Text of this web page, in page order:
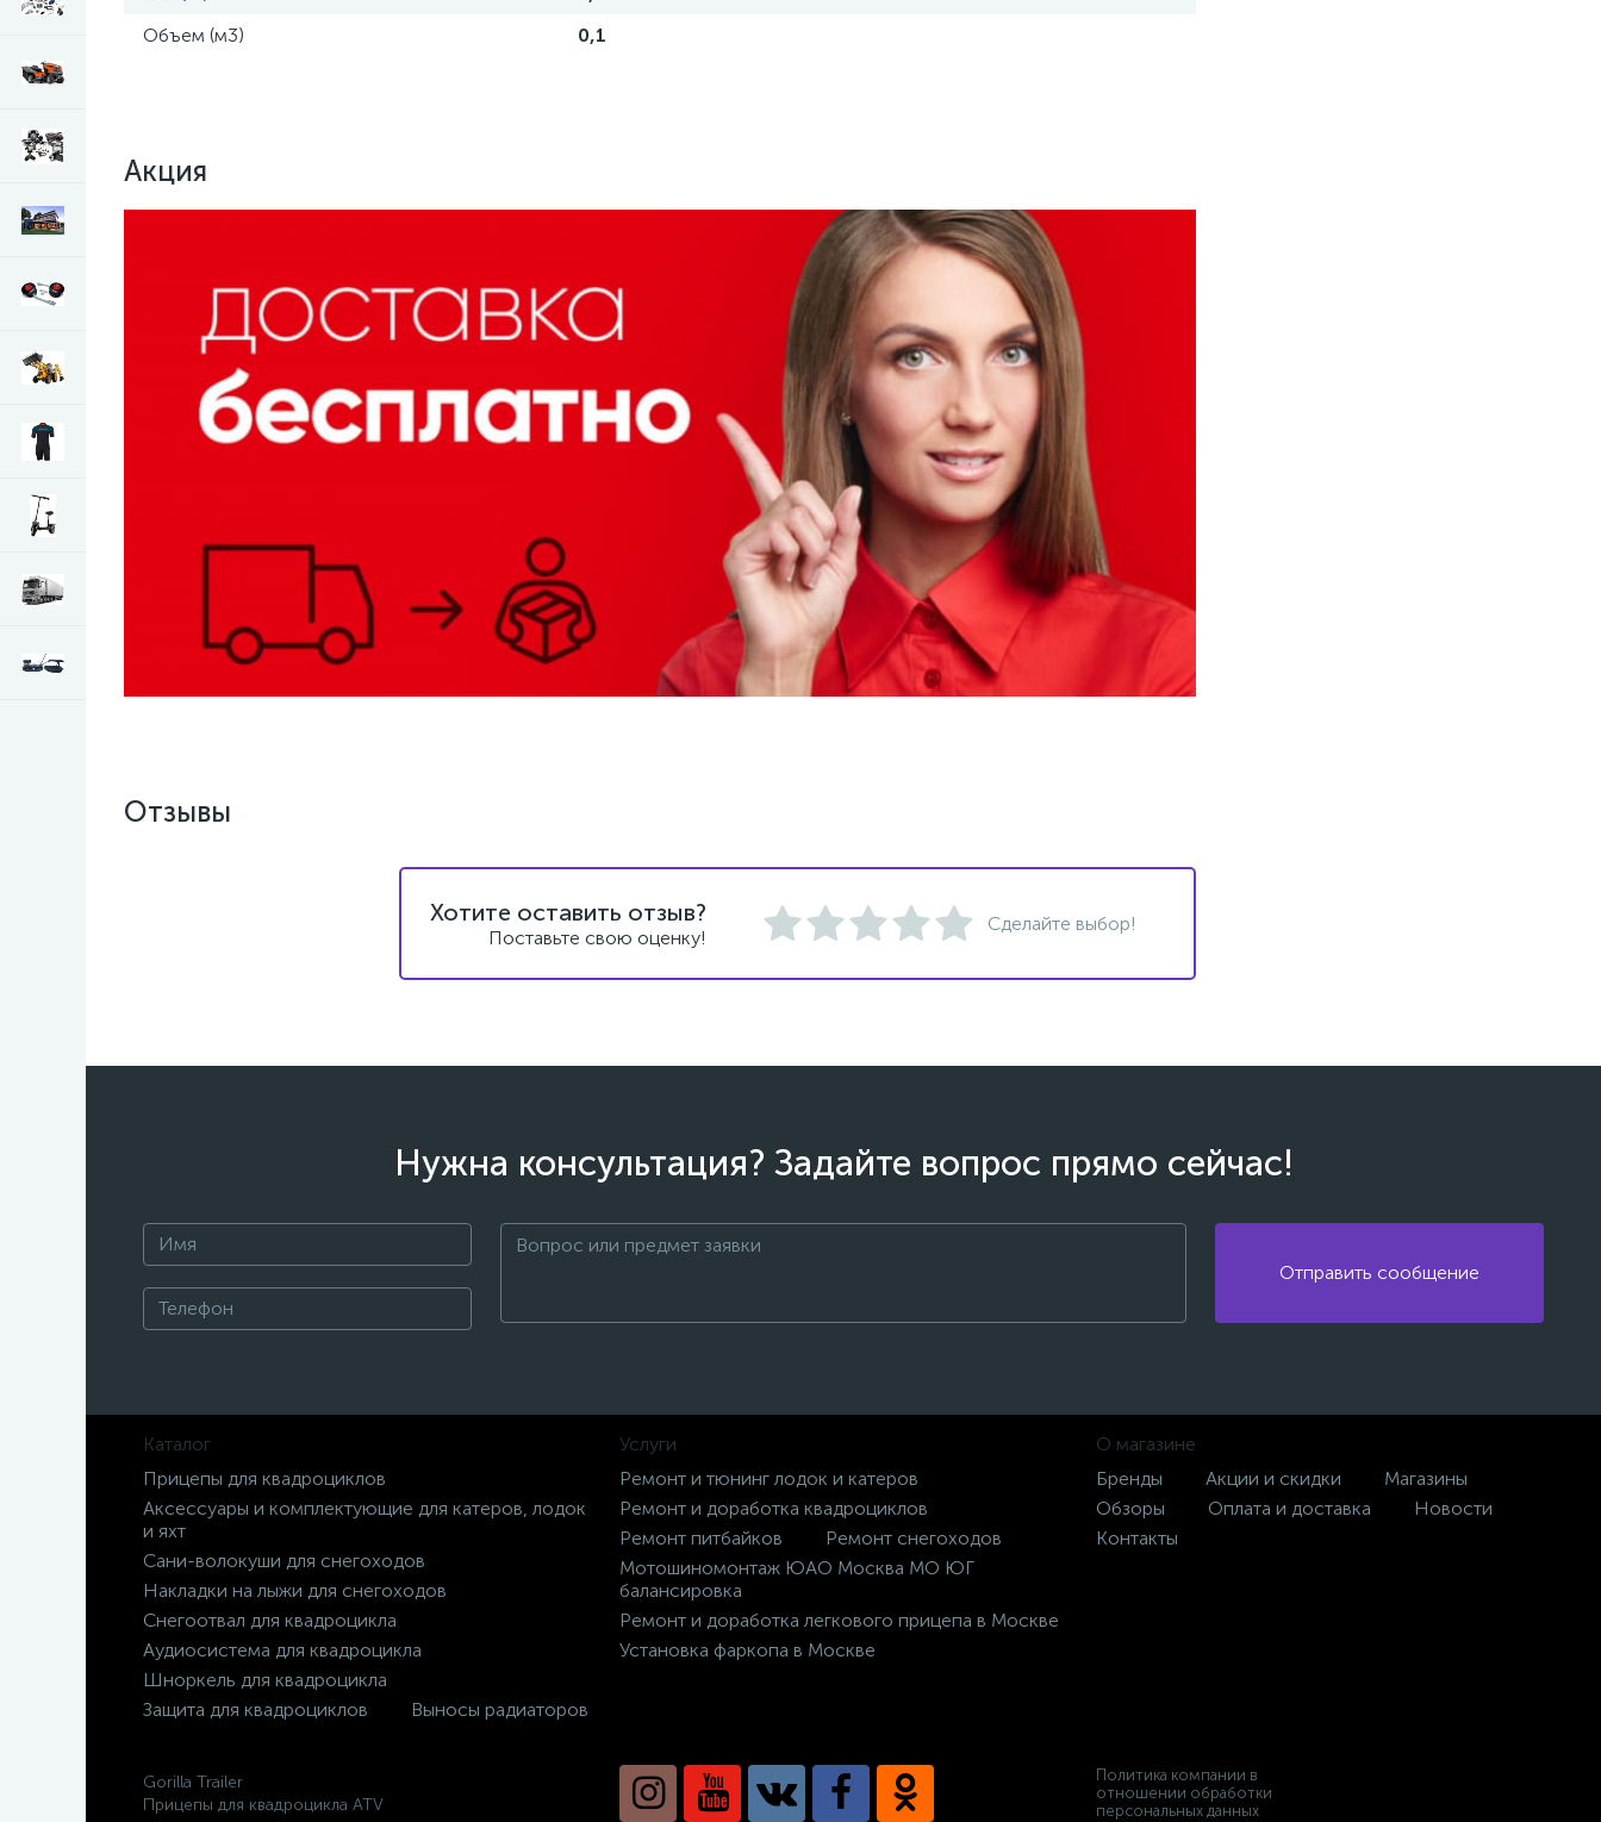
Объем (м3)
0,1
Акция
Отзывы
Хотите оставить отзыв?
Поставьте свою оценку!
Сделайте выбор!
Нужна консультация? Задайте вопрос прямо сейчас!
Отправить сообщение
Каталог
Прицепы для квадроциклов
Аксессуары и комплектующие для катеров, лодок
и яхт
Сани-волокуши для снегоходов
Накладки на лыжи для снегоходов
Снегоотвал для квадроцикла
Аудиосистема для квадроцикла
Шноркель для квадроцикла
Защита для квадроциклов
Выносы радиаторов
Услуги
Ремонт и тюнинг лодок и катеров
Ремонт и доработка квадроциклов
Ремонт питбайков
Ремонт снегоходов
Мотошиномонтаж ЮАО Москва МО ЮГ
балансировка
Ремонт и доработка легкового прицепа в Москве
Установка фаркопа в Москве
О магазине
Бренды
Акции и скидки
Магазины
Обзоры
Оплата и доставка
Новости
Контакты
Gorilla Trailer
Прицепы для квадроцикла ATV
Политика компании в
отношении обработки
персональных данных